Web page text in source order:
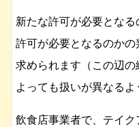
新たな許可が必要とな
許可が必要となるのか
求められます（この辺
よっても扱いが異なるよ
飲食店事業者で、テイ